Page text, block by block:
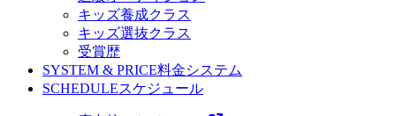
キッズ養成クラス
キッズ選抜クラス
受賞歴
SYSTEM & PRICE料金システム
SCHEDULEスケジュール